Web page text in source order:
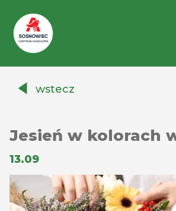
Auchanwstecz
Jesień w kolorach
13.09